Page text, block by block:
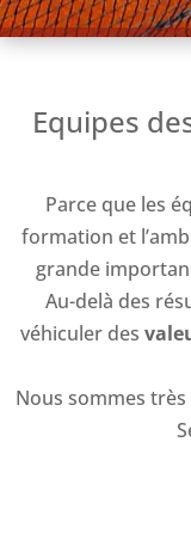
Equipes
Parce que les
formation et
grande
Au-delà des
véhiculer des
Nous sommes